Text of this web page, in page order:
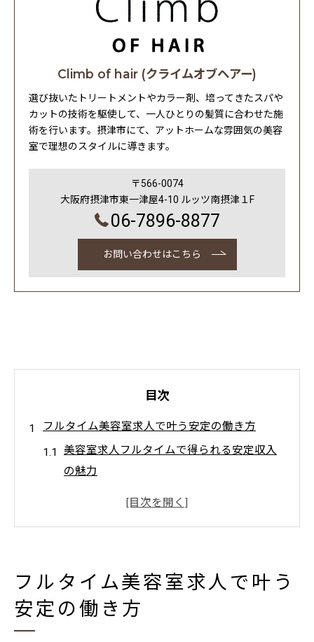
Climb of hair (クライムオブヘアー)
選び抜いたトリートメントやカラー剤、培ってきたスパや
カットの技術を駆使して、一人ひとりの髪質に合わせた施
術を行います。摂津市にて、アットホームな雰囲気の美容
室で理想のスタイルに導きます。
〒566-0074
大阪府摂津市東一津屋4-10 ルッツ南摂津１F
06-7896-8877
お問い合わせはこちら
目次
フルタイム美容室求人で叶う安定の働き方
美容室求人フルタイムで得られる安定収入
の魅力
大阪府の美容室求人で実現する安心の働き
フルタイム美容室求人で社会保険完備を選
ぶ理由
フルタイム美容室求人で叶う
安定の働き方